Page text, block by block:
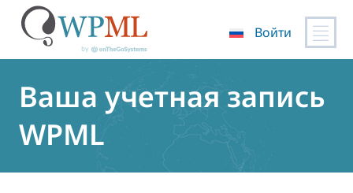
содержимому
Войти
Ваша учетная запись
WPML